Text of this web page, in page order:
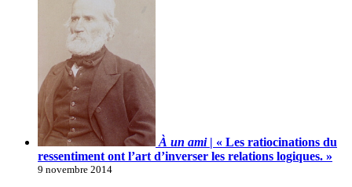
À un ami| « Les ratiocinations du
ressentiment ont l’art d’inverser les relations logiques. »
9 novembre 2014